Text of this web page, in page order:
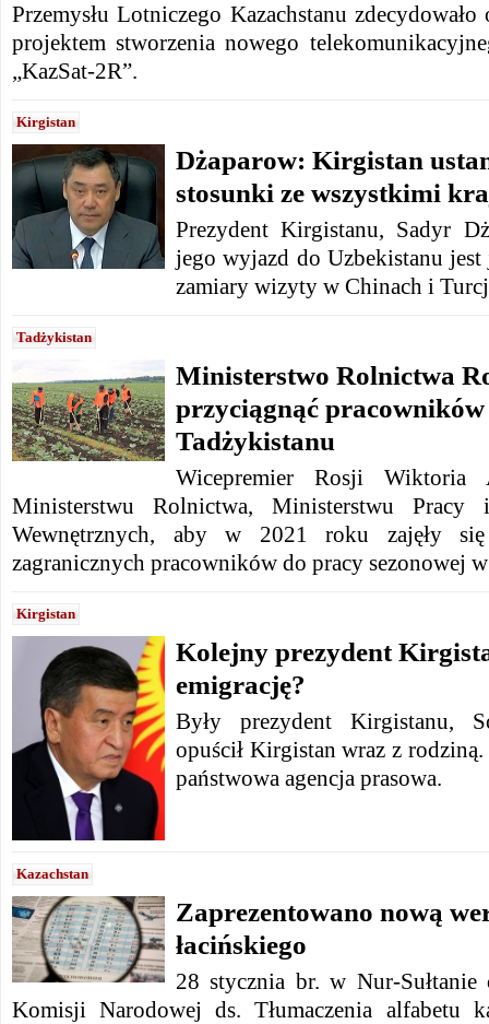
Przemysłu Lotniczego Kazachstanu
projektem stworzenia nowego
„KazSat-2R”.
Kirgistan
Dżaparow: Kirgistan
stosunki ze wszystkimi
Prezydent Kirgistanu, Sadyr
jego wyjazd do Uzbekistanu jest
zamiary wizyty w Chinach i
Tadżykistan
Ministerstwo Rolnictwa
przyciągnąć pracowników
Tadżykistanu
Wicepremier Rosji Wiktoria
Ministerstwu Rolnictwa, Ministerstwu Pracy
Wewnętrznych, aby w 2021 roku zajęły się
zagranicznych pracowników do pracy sezonowej
Kirgistan
Kolejny prezydent
emigrację?
Były prezydent Kirgistanu,
opuścił Kirgistan wraz z
państwowa agencja prasowa.
Kazachstan
Zaprezentowano nową
łacińskiego
28 stycznia br. w Nur-Sułtanie
Komisji Narodowej ds. Tłumaczenia alfabetu